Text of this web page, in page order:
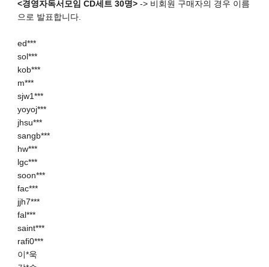
<경영자독서모임 CD세트 30명> -> 비회원 구매자의 경우 이름
으로 발표합니다.
ed***
sol***
kob***
m***
sjw1***
yoyoj***
jhsu***
sangb***
hw***
lgc***
soon***
fac***
jjh7***
fal***
saint***
rafi0***
이*욱